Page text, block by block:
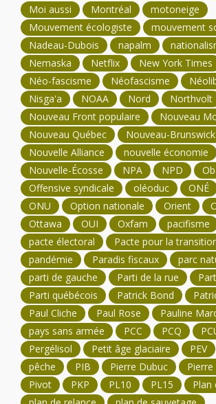
Moi aussi
Montréal
motoneige
Mouvement écologiste
mouvement
Nadeau-Dubois
napalm
Nemaska
Netflix
New York Times
Néo-fascisme
Néofascisme
Nisga'a
NOAA Nord
Northvolt
Nouveau Front populaire
Nouveau
Nouveau Québec
Nouveau-Brunswick
Nouvelle Alliance
nouvelle économie
Nouvelle-Écosse
NPA NPD
Offensive syndicale
oléoduc ONÉ
ONU
Option nationale Orient
Ottawa
OUI Oxfam
pacifisme
pacte électoral
Pacte pour la
pandémie
Paradis fiscaux parc
parti de gauche
Parti de la rue
Parti québécois
Patrick Bond
Paul Cliche
Paul Rose
Pauline
pays sans armée
PCC PCQ
Pergélisol
Petit âge glaciaire PEV
pêche
PIB Pierre Dubuc
Pivot
PKP PL10 PL15
Plan